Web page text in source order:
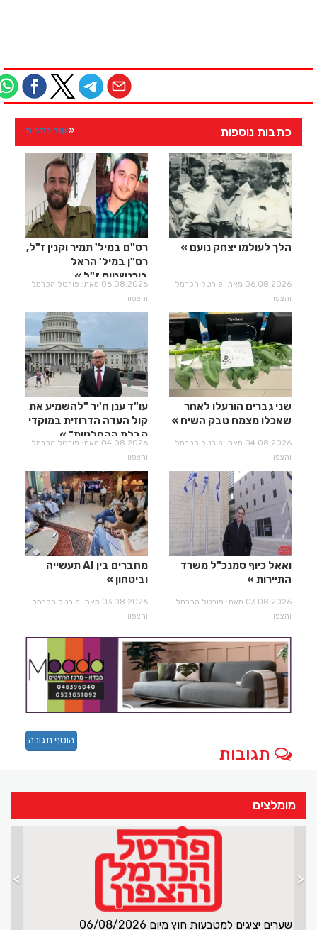
כתבות נוספות עוד כתבות
הלך לעולמו יצחק נועם
06.08.2026 מאת: פורטל הכרמל
והצפון
רס"ם במיל' תמיר וקנין ז"ל,
רס"ן במיל' הראל
בירנשטוק ז"ל
06.08.2026 מאת: פורטל הכרמל
והצפון
שני גברים הורעלו לאחר
שאכלו מצמח טבק השיח
04.08.2026 מאת: פורטל הכרמל
והצפון
עו"ד ענן ח'יר "להשמיע את
קול העדה הדרוזית במוקדי
קבלת ההחלטות"
04.08.2026 מאת: פורטל הכרמל
והצפון
ואאל כיוף סמנכ"ל משרד
התיירות
03.08.2026 מאת: פורטל הכרמל
והצפון
מחברים בין AI תעשייה
וביטחון
03.08.2026 מאת: פורטל הכרמל
והצפון
תגובות
הוסף תגובה
מומלצים
> <